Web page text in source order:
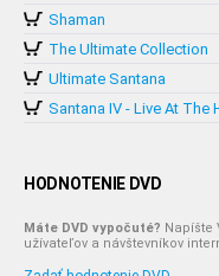
Shaman
The Ultimate Collection
Ultimate Santana
HODNOTENIE DVD
Máte DVD vypočuté? Napíšte
užívateľov a návštevníkov